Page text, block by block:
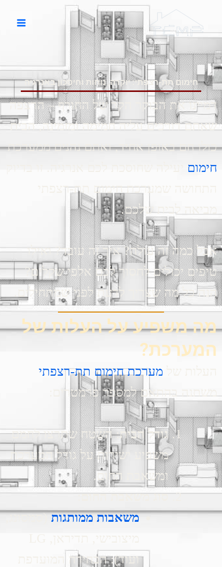
חימום תת-רצפתי: יוקרה, נוחות וחיסכון באנרגיה
דמיינו את הבוקר הקר של החורף – הרצפה
שאתם דורכים עליה חמימה ומזמינה, הבית
כולו חם באופן אחיד, ואתם נהנים ממערכת
חימום
התחושה שמערכת חימום תת-רצפתי
מביאה לבית שלכם.
אבל כמה זה עולה? איך זה עובד? ואילו
טיפים יכולים לחסוך לכם אלפי שקלים?
הנה כל מה שצריך לדעת לפני שמתחילים.
מה משפיע על העלות של
המערכת?
מערכת חימום תת-רצפתי
משתנה בהתאם למספר פרמטרים:
גודל הבית: השטח שתרצו לחמם
משפיע ישירות על גודל המערכת
ומשאבת החום.
סוג משאבת החום:
משאבות ממותגות(סמסונג,
ועוד): הבחירה המועדפת